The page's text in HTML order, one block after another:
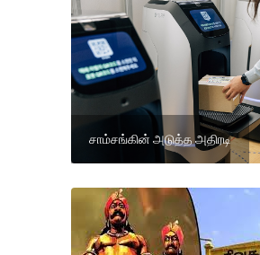
சாம்சங்கின் அடுத்த அதிரடி